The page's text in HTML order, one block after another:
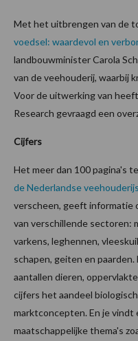
Met het uitbrengen van de
voedsel: waardevol en
landbouwminister Carola
van de veehouderij, waarbij
Voor de uitwerking van
Research gevraagd een
Cijfers
Het meer dan 100 pagina's
de Nederlandse
verscheen, geeft informatie
van verschillende sectoren:
varkens, leghennen,
schapen, geiten en
aantallen dieren,
cijfers het aandeel
marktconcepten. En je vindt
maatschappelijke thema's